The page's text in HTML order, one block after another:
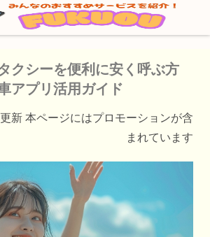
配車アプリ
クシーを便利に安く呼ぶ方
アプリ活用ガイド
新 本ページにはプロモーションが含
まれています